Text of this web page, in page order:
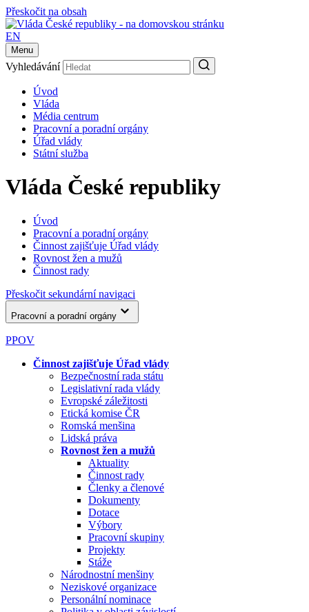
Přeskočit na obsah
EN
Menu
Vyhledávání
Úvod
Vláda
Média centrum
Pracovní a poradní orgány
Úřad vlády
Státní služba
Vláda České republiky
Úvod
Pracovní a poradní orgány
Činnost zajišťuje Úřad vlády
Rovnost žen a mužů
Činnost rady
Přeskočit sekundární navigaci
Pracovní a poradní orgány
PPOV
Činnost zajišťuje Úřad vlády
Bezpečnostní rada státu
Legislativní rada vlády
Evropské záležitosti
Etická komise ČR
Romská menšina
Lidská práva
Rovnost žen a mužů
Aktuality
Činnost rady
Členky a členové
Dokumenty
Dotace
Výbory
Pracovní skupiny
Projekty
Stáže
Národnostní menšiny
Neziskové organizace
Personální nominace